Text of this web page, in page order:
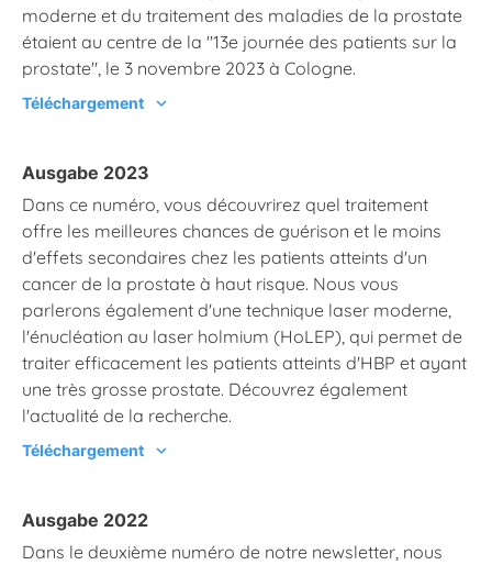
moderne et du traitement des maladies de la prostate
étaient au centre de la "13e journée des patients sur la
prostate", le 3 novembre 2023 à Cologne.
Téléchargement chevron_right
Ausgabe 2023
Dans ce numéro, vous découvrirez quel traitement
offre les meilleures chances de guérison et le moins
d'effets secondaires chez les patients atteints d'un
cancer de la prostate à haut risque. Nous vous
parlerons également d'une technique laser moderne,
l'énucléation au laser holmium (HoLEP), qui permet de
traiter efficacement les patients atteints d'HBP et ayant
une très grosse prostate. Découvrez également
l'actualité de la recherche.
Téléchargement chevron_right
Ausgabe 2022
Dans le deuxième numéro de notre newsletter, nous